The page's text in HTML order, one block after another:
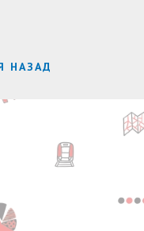
НАЗАД